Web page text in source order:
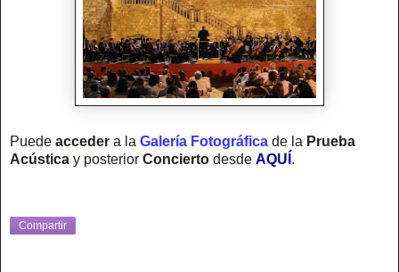
Puede acceder a la Galería Fotográfica de la Prueba
Acústica y posterior Concierto desde AQUÍ .
Compartir